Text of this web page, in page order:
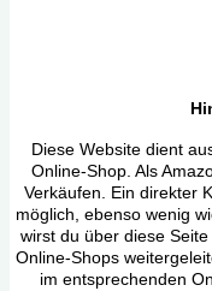
Diese Website dient
Online-Shop. Als
Verkäufen. Ein direkter
möglich, ebenso wenig
wirst du über diese
Online-Shops
im entsprechenden